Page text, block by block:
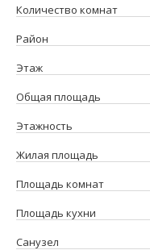
Количество комнат
Район
Этаж
Общая площадь
Этажность
Жилая площадь
Площадь комнат
Площадь кухни
Санузел